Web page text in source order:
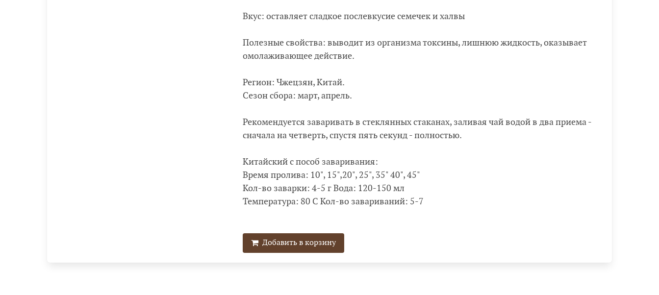
Вкус: оставляет сладкое послевкусие семечек и халвы
Полезные свойства: выводит из организма токсины, лишнюю жидкость, оказывает
омолаживающее действие.
Регион: Чжецзян, Китай.
Сезон сбора: март, апрель.
Рекомендуется заваривать в стеклянных стаканах, заливая чай водой в два приема -
сначала на четверть, спустя пять секунд - полностью.
Китайский с пособ заваривания:
Время пролива: 10", 15",20", 25", 35" 40", 45"
Кол-во заварки: 4-5 г Вода: 120-150 мл
Температура: 80 С Кол-во завариваний: 5-7
Добавить в корзину